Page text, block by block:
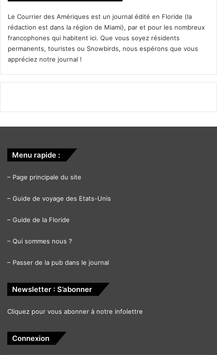
Le Courrier des Amériques est un journal édité en Floride (la
rédaction est dans la région de Miami), par et pour les nombreux
francophones qui habitent ici. Que vous soyez résidents
permanents, touristes ou Snowbirds, nous espérons que vous
appréciez notre journal !
Menu rapide :
– Page principale du site
– Guide de voyage des Etats-Unis
– Guide de la Floride
– Qui sommes nous ?
– Passer de la pub dans le journal
Newsletter : S’abonner
Cliquez pour vous abonner à notre infolettre
Connexion